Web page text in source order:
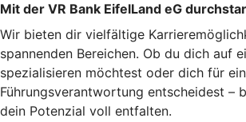
Mit der VR Bank EifelLand eG
Wir bieten dir vielfältige
spannenden Bereichen. Ob du dich auf
spezialisieren möchtest oder dich für
Führungsverantwortung entscheidest –
dein Potenzial voll entfalten.